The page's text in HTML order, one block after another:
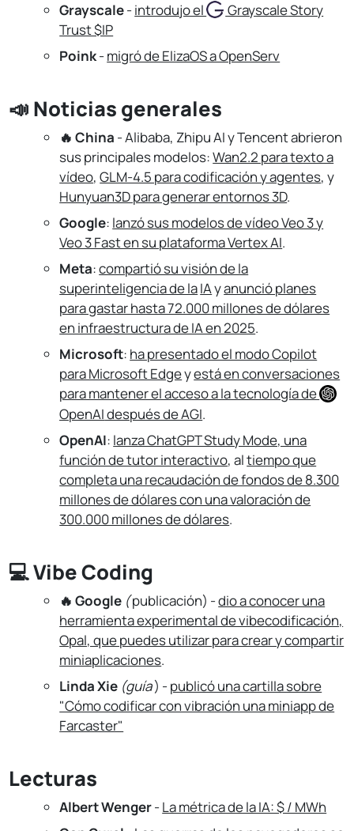
Grayscale-introdujo el GrayscaleStory
Trust $IP
Poink-migró de ElizaOS a OpenServ
📣 Noticias generales
🔥 China - Alibaba, Zhipu AI y Tencent abrieron
sus principales modelos:Wan2.2 para texto a
vídeo,GLM-4.5 para codificación y agentes, y
Hunyuan3D para generar entornos 3D.
Google: lanzó sus modelos de vídeo Veo 3 y
Veo 3 Fast en su plataforma Vertex AI.
Meta:compartió su visión de la
superinteligencia de laIAyanunció planes
para gastar hasta 72.000 millones de dólares
en infraestructura de IA en 2025.
Microsoft: ha presentado el modo Copilot
para Microsoft Edgeyestá en conversaciones
para mantener el acceso a la tecnología de
OpenAIdespués de AGI.
OpenAI: lanza ChatGPT Study Mode, una
función de tutor interactivo, altiempo que
completa una recaudación de fondos de 8.300
millones de dólares con una valoración de
300.000 millones de dólares.
💻 Vibe Coding
🔥 Google (publicación) -dio a conocer una
herramienta experimental de vibecodificación,
Opal, que puedes utilizar para crear y compartir
miniaplicaciones.
Linda Xie (guía) -publicó una cartilla sobre
"Cómo codificar con vibración una miniapp de
Farcaster"
Lecturas
Albert Wenger-La métrica de la IA: $ / MWh